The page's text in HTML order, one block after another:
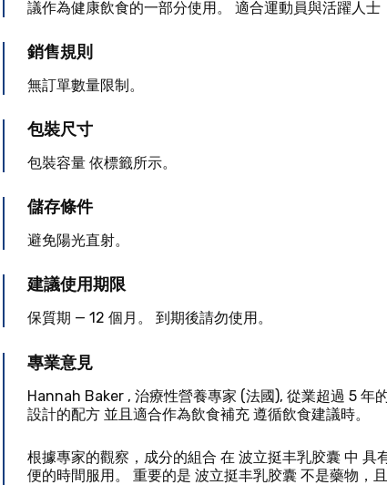
議作為健康飲食的一部分使用。 適合運動員與活躍人士
銷售規則
無訂單數量限制。
包裝尺寸
包裝容量 依標籤所示。
儲存條件
避免陽光直射。
建議使用期限
保質期 — 12 個月。 到期後請勿使用。
專業意見
Hannah Baker , 治療性營養專家 (法國), 從業超過 5 年
設計的配方 並且適合作為飲食補充 遵循飲食建議時。
根據專家的觀察，成分的組合 在 波立挺丰乳胶囊 中
便的時間服用。 重要的是 波立挺丰乳胶囊 不是藥物，